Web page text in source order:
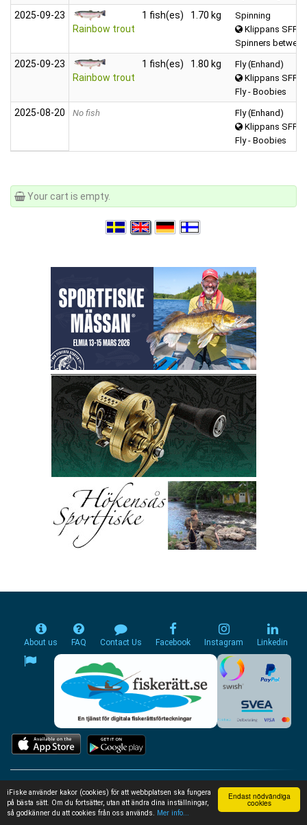
Endast nödvändiga
cookies
iFiske använder kakor (cookies) för att webbplatsen ska fungera
på bästa sätt. Om du fortsätter, utan att ändra dina inställningar,
så godkänner du att cookies från oss används.
Mer info...
2025‑09‑23
Rainbow trout
1 fish(es) 1.70 kg
Spinning
Klippans SFF
Spinners
2025‑09‑23
Rainbow trout
1 fish(es) 1.80 kg
Fly (Enhand)
Klippans SFF
Fly - Boobies
2025‑08‑20 No fish
Fly (Enhand)
Klippans SFF
Fly - Boobies
Your cart is empty.
About us FAQ Contact Us Facebook Instagram Linkedin
© 2026 Jighead AB